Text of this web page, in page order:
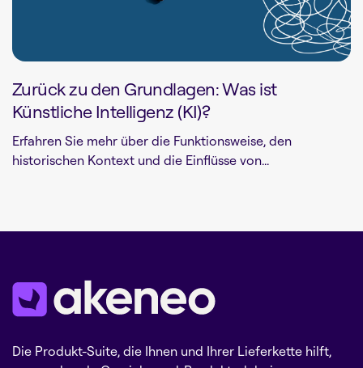
Zurück zu den Grundlagen: Was ist
Künstliche Intelligenz (KI)?
Erfahren Sie mehr über die Funktionsweise, den
historischen Kontext und die Einflüsse von...
Die Produkt-Suite, die Ihnen und Ihrer Lieferkette hilft,